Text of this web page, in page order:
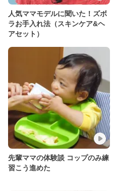
人気ママモデルに聞いた！ズボ
ラお手入れ法（スキンケア&ヘ
アセット）
先輩ママの体験談 コップのみ練
習こう進めた